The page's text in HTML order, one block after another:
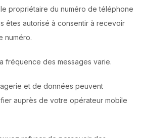
propriétaire du numéro de téléphone
êtes autorisé à consentir à recevoir
numéro.
fréquence des messages varie.
et de données peuvent
auprès de votre opérateur mobile